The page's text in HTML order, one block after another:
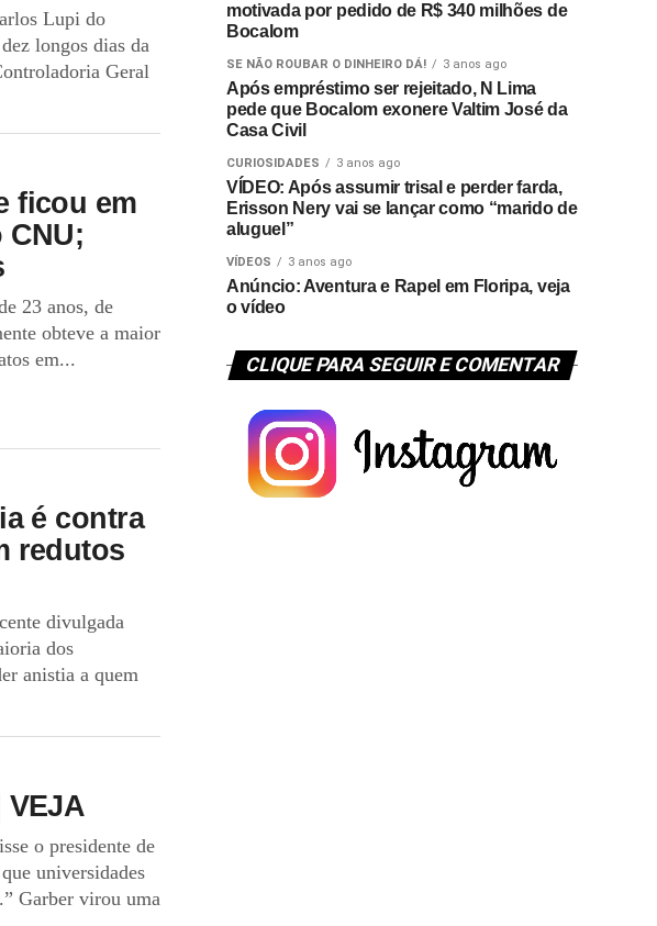
Lupi do
longos dias da
Geral
ficou em
CNU;
23 anos, de
obteve a maior
em...
é contra
redutos
divulgada
dos
anistia a quem
VEJA
o presidente de
universidades
Garber virou uma
motivada por pedido de R$ 340 milhões de
Bocalom
SE NÃO ROUBAR O DINHEIRO DÁ! 3 anos ago
Após empréstimo ser rejeitado, N Lima
pede que Bocalom exonere Valtim José da
Casa Civil
CURIOSIDADES 3 anos ago
VÍDEO: Após assumir trisal e perder farda,
Erisson Nery vai se lançar como “marido de
aluguel”
VÍDEOS 3 anos ago
Anúncio: Aventura e Rapel em Floripa, veja
o vídeo
CLIQUE PARA SEGUIR E COMENTAR